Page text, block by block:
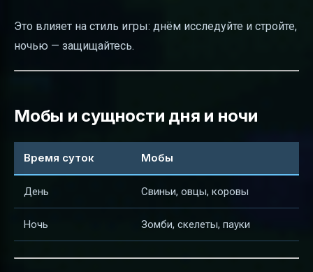
Это влияет на стиль игры: днём исследуйте и стройте,
ночью — защищайтесь.
Мобы и сущности дня и ночи
Время суток Мобы
День Свиньи, овцы, коровы
Ночь Зомби, скелеты, пауки